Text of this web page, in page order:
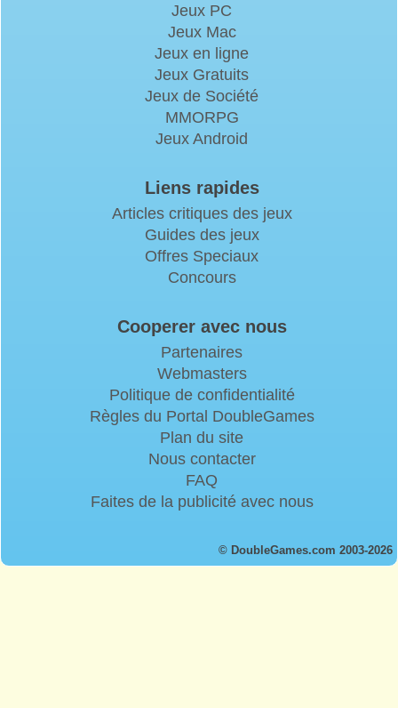
Jeux PC
Jeux Mac
Jeux en ligne
Jeux Gratuits
Jeux de Société
MMORPG
Jeux Android
Liens rapides
Articles critiques des jeux
Guides des jeux
Offres Speciaux
Concours
Cooperer avec nous
Partenaires
Webmasters
Politique de confidentialité
Règles du Portal DoubleGames
Plan du site
Nous contacter
FAQ
Faites de la publicité avec nous
© DoubleGames.com 2003-2026